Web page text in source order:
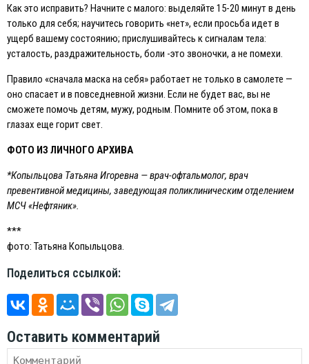
Как это исправить? Начните с малого: выделяйте 15-20 минут в день
только для себя; научитесь говорить «нет», если просьба идет в
ущерб вашему состоянию; прислушивайтесь к сигналам тела:
усталость, раздражительность, боли -это звоночки, а не помехи.
Правило «сначала маска на себя» работает не только в самолете —
оно спасает и в повседневной жизни. Eсли не будет вас, вы не
сможете помочь детям, мужу, родным. Помните об этом, пока в
глазах еще горит свет.
ФОТО ИЗ ЛИЧНОГО АРХИВА
*Копыльцова Татьяна Игоревна — врач-офтальмолог, врач
превентивной медицины, заведующая поликлиническим отделением
МСЧ «Нефтяник».
***
фото: Татьяна Копыльцова.
Поделиться ссылкой:
Оставить комментарий